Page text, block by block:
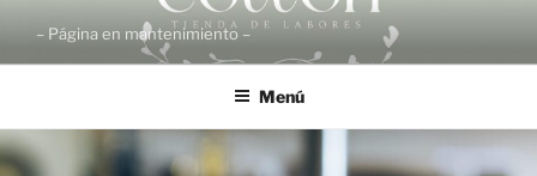
contenido
– Página en mantenimiento –
Menú